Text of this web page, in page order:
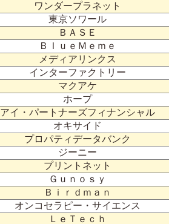
ワンダープラネット
東京ソワール
ＢＡＳＥ
ＢｌｕｅＭｅｍｅ
メディアリンクス
インターファクトリー
マクアケ
ホープ
アイ・パートナーズフィナンシャル
オキサイド
プロパティデータバンク
ジーニー
プリントネット
Ｇｕｎｏｓｙ
Ｂｉｒｄｍａｎ
オンコセラピー・サイエンス
ＬｅＴｅｃｈ